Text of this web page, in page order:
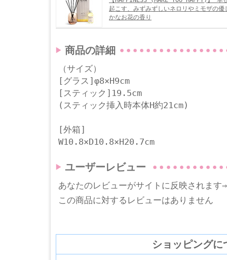
起こす、みずみずしいネロリやミモザの優
かなお花の香り
商品の詳細
（サイズ）
[グラス]φ8×H9cm
[スティック]19.5cm
(スティック挿入時本体H約21cm)
[外箱]
W10.8×D10.8×H20.7cm
ユーザーレビュー
あなたのレビューがサイトに反映されま
この商品に対するレビューはありません
ショッピングに